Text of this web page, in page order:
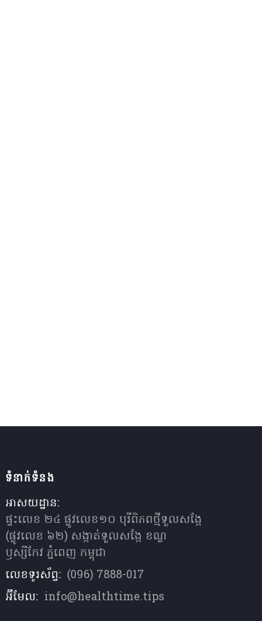
ទំនាក់ទំនង
អាសយដ្ឋាន:
ផ្ទះលេខ ២៤ ផ្លូវលេខ១០ បុរីពិភពថ្មីទួលសង្កែ
(ផ្លូវលេខ ៦២) សង្កាត់ទួលសង្កែ ខណ្ឌ
ឫស្សីកែវ ភ្នំពេញ កម្ពុជា
លេខទូរស័ព្ទ: (096) 7888-017
អ៊ីមែល: info@healthtime.tips